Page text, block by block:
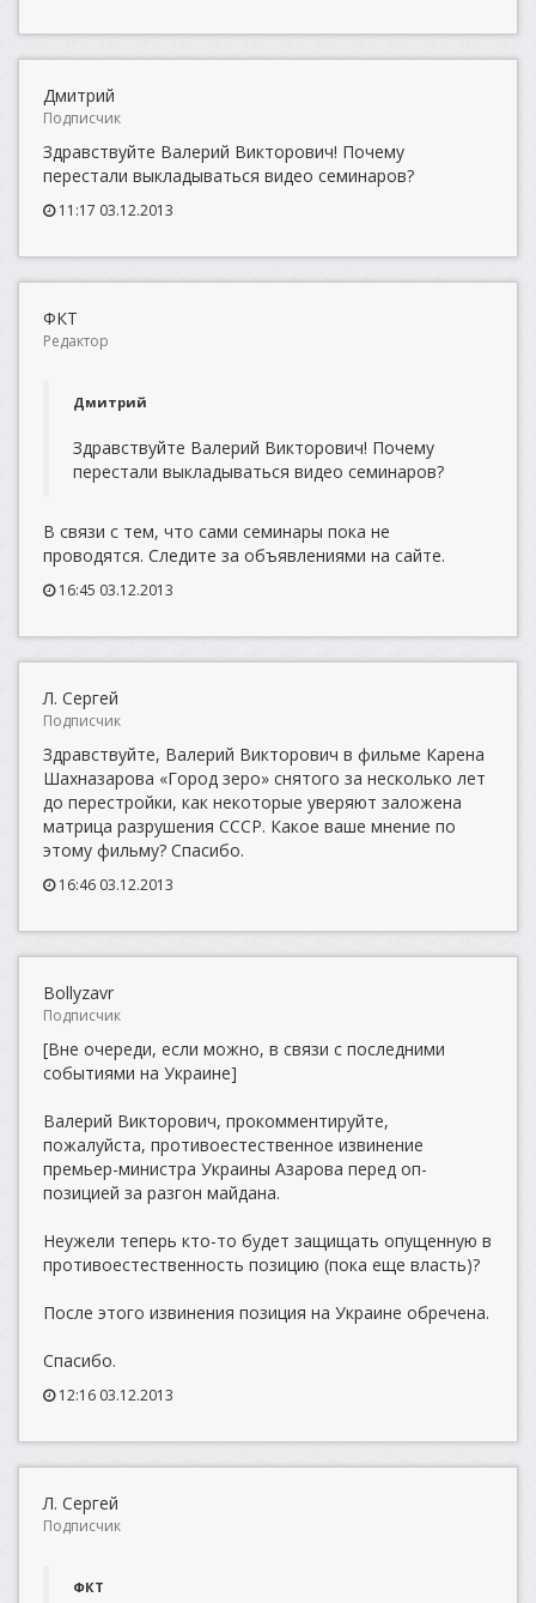
Дмитрий
Подписчик
Здравствуйте Валерий Викторович! Почему
перестали выкладываться видео семинаров?
11:17 03.12.2013
ФКТ
Редактор
Дмитрий
Здравствуйте Валерий Викторович! Почему
перестали выкладываться видео семинаров?
В связи с тем, что сами семинары пока не
проводятся. Следите за объявлениями на сайте.
16:45 03.12.2013
Л. Сергей
Подписчик
Здравствуйте, Валерий Викторович в фильме Карена
Шахназарова «Город зеро» снятого за несколько лет
до перестройки, как некоторые уверяют заложена
матрица разрушения СССР. Какое ваше мнение по
этому фильму? Спасибо.
16:46 03.12.2013
Bollyzavr
Подписчик
[Вне очереди, если можно, в связи с последними
событиями на Украине]
Валерий Викторович, прокомментируйте,
пожалуйста, противоестественное извинение
премьер-министра Украины Азарова перед оп-
позицией за разгон майдана.
Неужели теперь кто-то будет защищать опущенную в
противоестественность позицию (пока еще власть)?
После этого извинения позиция на Украине обречена.
Спасибо.
12:16 03.12.2013
Л. Сергей
Подписчик
ФКТ